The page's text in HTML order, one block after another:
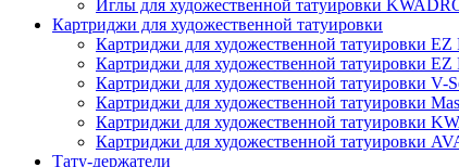
Иглы для художественной татуировки
Картриджи для художественной татуировки
Картриджи для художественной татуировки EZ
Картриджи для художественной татуировки EZ
Картриджи для художественной татуировки V-
Картриджи для художественной татуировки
Картриджи для художественной татуировки
Картриджи для художественной татуировки
Тату-держатели